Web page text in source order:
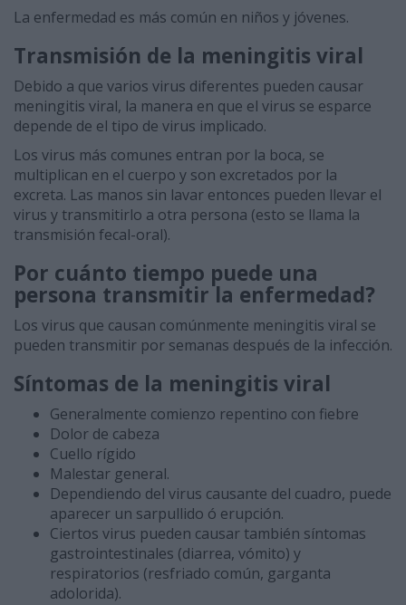
La enfermedad es más común en niños y jóvenes.
Transmisión de la meningitis viral
Debido a que varios virus diferentes pueden causar
meningitis viral, la manera en que el virus se esparce
depende de el tipo de virus implicado.
Los virus más comunes entran por la boca, se
multiplican en el cuerpo y son excretados por la
excreta. Las manos sin lavar entonces pueden llevar el
virus y transmitirlo a otra persona (esto se llama la
transmisión fecal-oral).
Por cuánto tiempo puede una
persona transmitir la enfermedad?
Los virus que causan comúnmente meningitis viral se
pueden transmitir por semanas después de la infección.
Síntomas de la meningitis viral
Generalmente comienzo repentino con fiebre
Dolor de cabeza
Cuello rígido
Malestar general.
Dependiendo del virus causante del cuadro, puede
aparecer un sarpullido ó erupción.
Ciertos virus pueden causar también síntomas
gastrointestinales (diarrea, vómito) y
respiratorios (resfriado común, garganta
adolorida).